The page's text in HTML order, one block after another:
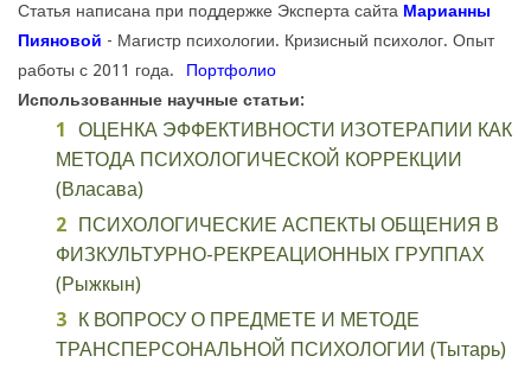
Статья написана при поддержке Эксперта сайта Марианны
Пияновой - Магистр психологии. Кризисный психолог. Опыт
работы с 2011 года.
Портфолио
Использованные научные статьи:
ОЦЕНКА ЭФФЕКТИВНОСТИ ИЗОТЕРАПИИ КАК
МЕТОДА ПСИХОЛОГИЧЕСКОЙ КОРРЕКЦИИ
(Власава)
ПСИХОЛОГИЧЕСКИЕ АСПЕКТЫ ОБЩЕНИЯ В
ФИЗКУЛЬТУРНО-РЕКРЕАЦИОННЫХ ГРУППАХ
(Рыжкын)
К ВОПРОСУ О ПРЕДМЕТЕ И МЕТОДЕ
ТРАНСПЕРСОНАЛЬНОЙ ПСИХОЛОГИИ (Тытарь)